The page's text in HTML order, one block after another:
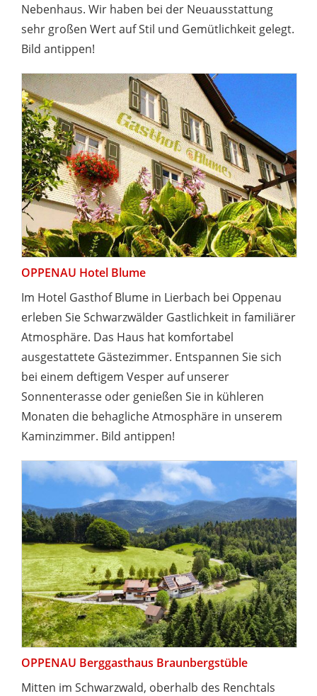
Nebenhaus. Wir haben bei der Neuausstattung
sehr großen Wert auf Stil und Gemütlichkeit gelegt.
Bild antippen!
OPPENAU Hotel Blume
Im Hotel Gasthof Blume in Lierbach bei Oppenau
erleben Sie Schwarzwälder Gastlichkeit in familiärer
Atmosphäre. Das Haus hat komfortabel
ausgestattete Gästezimmer. Entspannen Sie sich
bei einem deftigem Vesper auf unserer
Sonnenterasse oder genießen Sie in kühleren
Monaten die behagliche Atmosphäre in unserem
Kaminzimmer. Bild antippen!
OPPENAU Berggasthaus Braunbergstüble
Mitten im Schwarzwald, oberhalb des Renchtals